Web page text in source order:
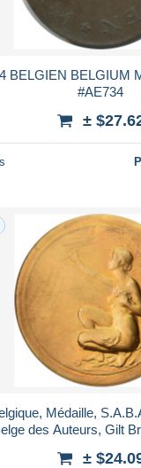
BELGIEN BELGIUM
#AE734
±
Médaille,
des Auteurs, Gilt
±